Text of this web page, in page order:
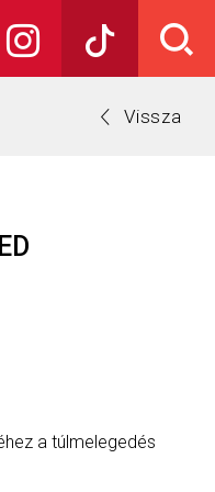
Vissza
a túlmelegedés